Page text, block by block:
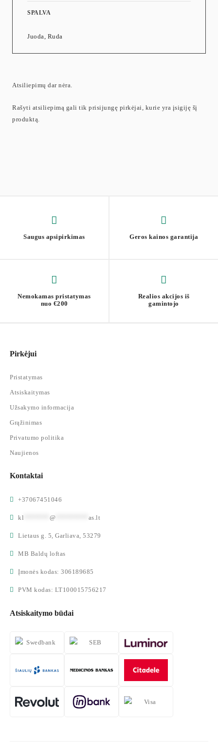
SPALVA
Juoda, Ruda
Atsiliepimų dar nėra.
Rašyti atsiliepimą gali tik prisijungę pirkėjai, kurie yra įsigiję šį
produktą.
Saugus apsipirkimas Geros kainos garantija
Nemokamas pristatymas
nuo €200
Realios akcijos iš
gamintojo
Pirkėjui
Pristatymas
Atsiskaitymas
Užsakymo informacija
Grąžinimas
Privatumo politika
Naujienos
Kontaktai
+37067451046
kl @ as.lt
Lietaus g. 5, Garliava, 53279
MB Baldų loftas
Įmonės kodas: 306189685
PVM kodas: LT100015756217
Atsiskaitymo būdai